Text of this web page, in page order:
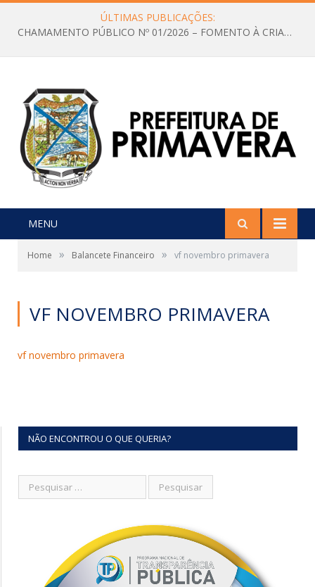
ÚLTIMAS PUBLICAÇÕES:
CHAMAMENTO PÚBLICO Nº 01/2026 – FOMENTO À CRIAÇÃO E A CIRCULAÇÃO DE PRODUÇÕES CULTURAIS – Aldir Blanc
MENU
Home » Balancete Financeiro » vf novembro primavera
VF NOVEMBRO PRIMAVERA
vf novembro primavera
NÃO ENCONTROU O QUE QUERIA?